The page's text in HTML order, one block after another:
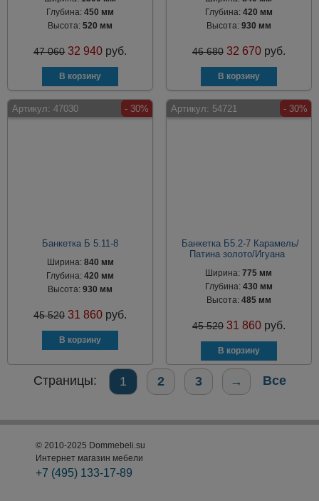
Глубина:450 мм
Высота:520 мм
47 060 32 940 руб.
Глубина: 420 мм
Высота: 930 мм
46 680 32 670 руб.
Артикул: 47030 - 30%
Банкетка Б 5.11-8
Ширина: 840 мм
Глубина:420 мм
Высота:930 мм
45 520 31 860 руб.
Артикул: 54721 - 30%
Банкетка Б5.2-7 Карамель/
Патина золото/Игуана
Ширина:775 мм
Глубина: 430 мм
Высота: 485 мм
45 520 31 860 руб.
Страницы: 1 2 3 → Все
© 2010-2025 Dommebeli.su
Интернет магазин мебели
+7 (495) 133-17-89